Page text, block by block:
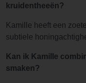
kruidentheeën?
Kamille heeft een
subtiele
Kan ik Kamille
smaken?